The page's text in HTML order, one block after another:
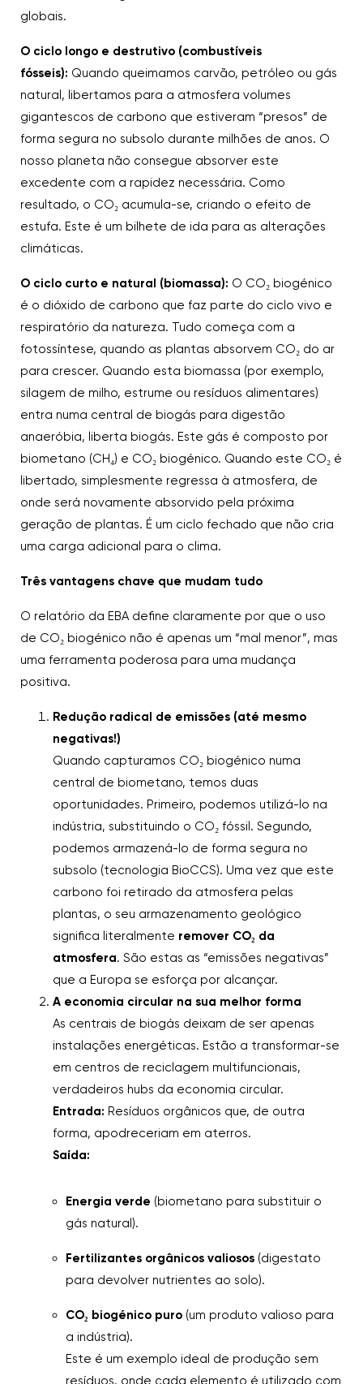
globais.
O ciclo longo e destrutivo (combustíveis
fósseis): Quando queimamos carvão, petróleo ou gás
natural, libertamos para a atmosfera volumes
gigantescos de carbono que estiveram “presos” de
forma segura no subsolo durante milhões de anos. O
nosso planeta não consegue absorver este
excedente com a rapidez necessária. Como
resultado, o CO₂ acumula-se, criando o efeito de
estufa. Este é um bilhete de ida para as alterações
climáticas.
O ciclo curto e natural (biomassa): O CO₂ biogénico
é o dióxido de carbono que faz parte do ciclo vivo e
respiratório da natureza. Tudo começa com a
fotossíntese, quando as plantas absorvem CO₂ do ar
para crescer. Quando esta biomassa (por exemplo,
silagem de milho, estrume ou resíduos alimentares)
entra numa central de biogás para digestão
anaeróbia, liberta biogás. Este gás é composto por
biometano (CH₄) e CO₂ biogénico. Quando este CO₂ é
libertado, simplesmente regressa à atmosfera, de
onde será novamente absorvido pela próxima
geração de plantas. É um ciclo fechado que não cria
uma carga adicional para o clima.
Três vantagens chave que mudam tudo
O relatório da EBA define claramente por que o uso
de CO₂ biogénico não é apenas um “mal menor”, mas
uma ferramenta poderosa para uma mudança
positiva.
Redução radical de emissões (até mesmo
negativas!)
Quando capturamos CO₂ biogénico numa
central de biometano, temos duas
oportunidades. Primeiro, podemos utilizá-lo na
indústria, substituindo o CO₂ fóssil. Segundo,
podemos armazená-lo de forma segura no
subsolo (tecnologia BioCCS). Uma vez que este
carbono foi retirado da atmosfera pelas
plantas, o seu armazenamento geológico
significa literalmente remover CO₂ da
atmosfera. São estas as “emissões negativas”
que a Europa se esforça por alcançar.
A economia circular na sua melhor forma
As centrais de biogás deixam de ser apenas
instalações energéticas. Estão a transformar-se
em centros de reciclagem multifuncionais,
verdadeiros hubs da economia circular.
Entrada: Resíduos orgânicos que, de outra
forma, apodreceriam em aterros.
Saída:
Energia verde (biometano para substituir o
gás natural).
Fertilizantes orgânicos valiosos (digestato
para devolver nutrientes ao solo).
CO₂ biogénico puro (um produto valioso para
a indústria).
Este é um exemplo ideal de produção sem
resíduos, onde cada elemento é utilizado com